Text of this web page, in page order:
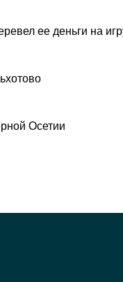
ее деньги на
Осетии